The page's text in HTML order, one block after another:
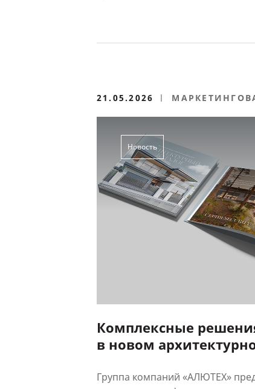
21.05.2026
Новость
Комплексные
в новом
Группа компаний «АЛЮТЕХ»